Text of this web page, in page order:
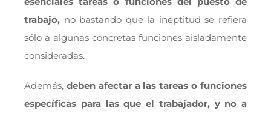
trabajo, no bastando que la ineptitud se refiera
sólo a algunas concretas funciones aisladamente
consideradas.
Además, deben afectar a las tareas o funciones
específicas para las que el trabajador, y no a